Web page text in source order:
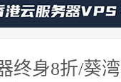
终身8折/葵